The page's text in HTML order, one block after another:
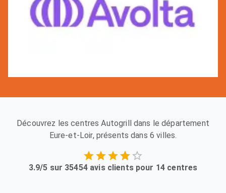
Découvrez les centres Autogrill dans le département
Eure-et-Loir, présents dans 6 villes.
3.9/5 sur 35454 avis clients pour 14 centres